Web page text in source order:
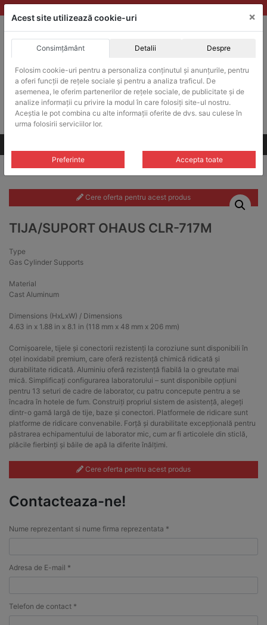
Skip
to
ACHIZITII PUBLICE
Produsele pot fi achizitionate si in sistemul SEAP / SICAP
Products
search
CAUTARE
Cere-ne oferta!
Cleme si suporturi / Tija/Suport Ohaus CLR-717M
Cere oferta pentru acest produs
TIJA/SUPORT OHAUS CLR-717M
Type
Gas Cylinder Supports
Material
Cast Aluminum
Dimensions (HxLxW) / Dimensions
4.63 in x 1.88 in x 8.1 in (118 mm x 48 mm x 206 mm)
Cornișoarele, tijele și conectorii rezistenți la coroziune sunt disponibili în
oțel inoxidabil premium, care oferă rezistență chimică ridicată și
durabilitate ridicată. Aluminiu oferă rezistență fiabilă la o greutate mai
mică. Simplificați configurarea laboratorului – sunt disponibile opțiuni
pentru 13 seturi de cadre de laborator, cu patru concepute pentru a se
încadra în hotele de fum. Construiți propriul sistem de asistență, alegeți
dintr-o gamă largă de tije, baze și conectori. Platformele de ridicare sunt
platforme de ridicare convenabile. Forță și durabilitate excepțională pentru
păstrarea echipamentului de laborator mic, cum ar fi articolele din sticlă,
plăcile fierbinți și băile de apă la diferite înălțimi.
Cere oferta pentru acest produs
Contacteaza-ne!
Nume reprezentant si nume firma reprezentata *
Adresa de E-mail *
Telefon de contact *
Acest site utilizează cookie-uri ×
Consimțământ Detalii Despre
Folosim cookie-uri pentru a personaliza conținutul și anunțurile, pentru
a oferi funcții de rețele sociale și pentru a analiza traficul. De
asemenea, le oferim partenerilor de rețele sociale, de publicitate și de
analize informații cu privire la modul în care folosiți site-ul nostru.
Aceștia le pot combina cu alte informații oferite de dvs. sau culese în
urma folosirii serviciilor lor.
Preferinte Accepta toate